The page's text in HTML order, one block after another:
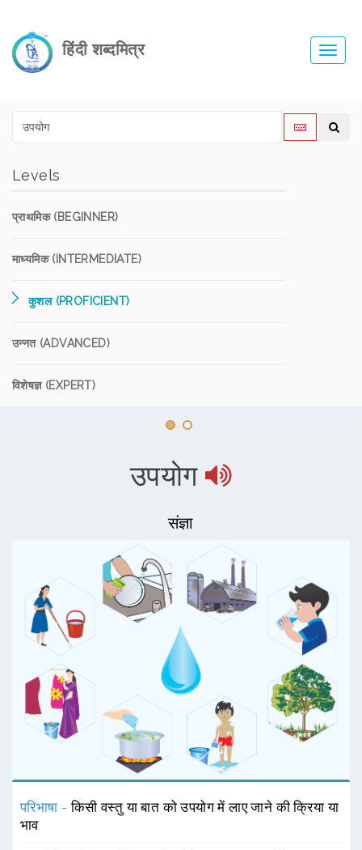
हिंदी शब्दमित्र
Levels
प्राथमिक (BEGINNER)
माध्यमिक (INTERMEDIATE)
कुशल (PROFICIENT)
उन्नत (ADVANCED)
विशेषज्ञ (EXPERT)
उपयोग
संज्ञा
परिभाषा -किसी वस्तु या बात को उपयोग में लाए जाने की क्रिया या
भाव